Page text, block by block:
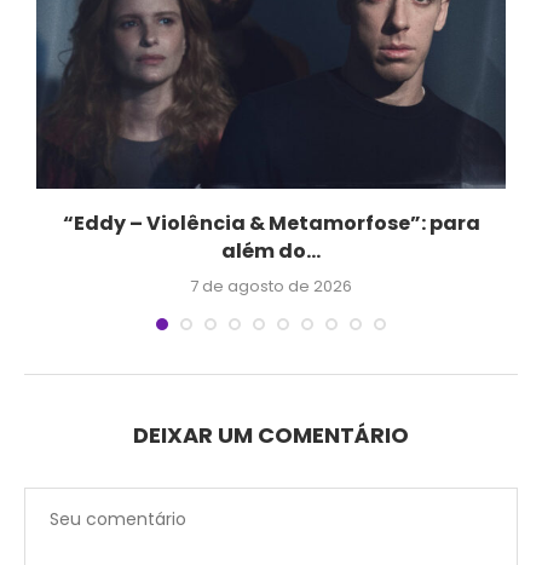
“Eddy – Violência & Metamorfose”: para
além do...
7 de agosto de 2026
DEIXAR UM COMENTÁRIO